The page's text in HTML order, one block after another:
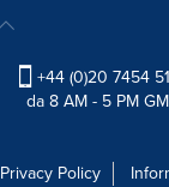
+44 (0)20 7454
da 8 AM - 5 PM
Privacy Policy